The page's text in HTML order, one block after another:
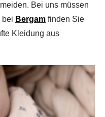
Bei uns müssen
bei Bergam finden Sie
Kleidung aus